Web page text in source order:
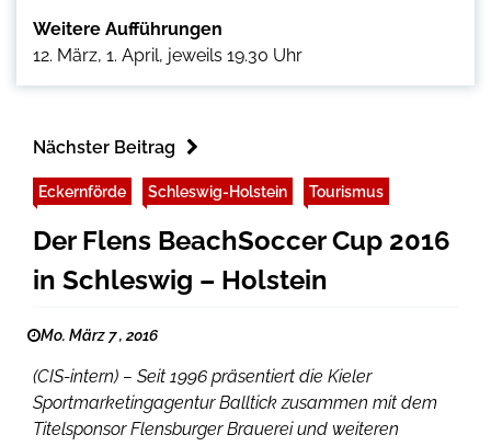
Weitere Aufführungen
12. März, 1. April, jeweils 19.30 Uhr
Nächster Beitrag
Eckernförde Schleswig-Holstein Tourismus
Der Flens BeachSoccer Cup 2016
in Schleswig – Holstein
Mo. März 7 , 2016
(CIS-intern) – Seit 1996 präsentiert die Kieler
Sportmarketingagentur Balltick zusammen mit dem
Titelsponsor Flensburger Brauerei und weiteren